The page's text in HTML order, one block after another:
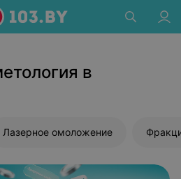
в
Лазерное омоложение